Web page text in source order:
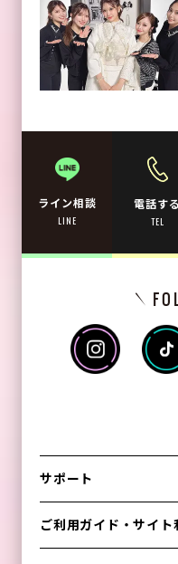
ライン相談
LINE
電話する
TEL
サポート
ご利用ガイド・サイト